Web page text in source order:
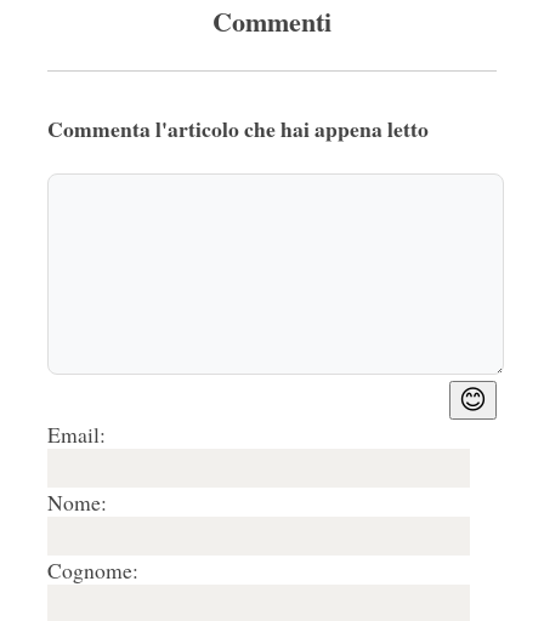
Commenti
Commenta l'articolo che hai appena letto
😊
Email:
Nome:
Cognome: